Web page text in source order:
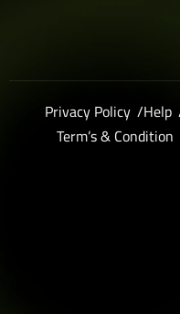
Privacy Policy
Term’s &